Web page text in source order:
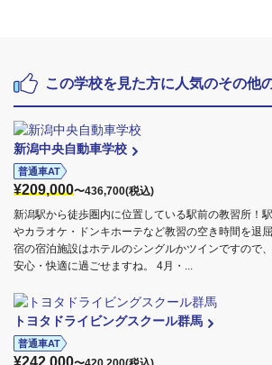
この学校を見た方に人気のその他
新潟中央自動車学校
普通車AT
¥209,000〜436,700(税込)
新潟駅から徒歩圏内に位置している駅前の教習所！
やカラオケ・ドンキホーテなど教習の空き時間を退
宿の宿泊施設はホテルのシングルかツインですので
安心・快適に過ごせますね。 4月・...
トヨタドライビングスクール群馬
普通車AT
¥242,000